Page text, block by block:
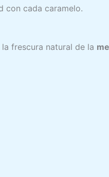
con cada caramelo.
frescura natural de la